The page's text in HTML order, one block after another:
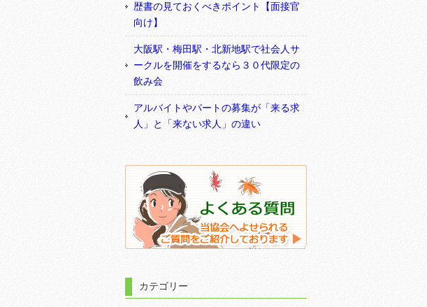
歴書の見ておくべきポイント【面接官
向け】
大阪駅・梅田駅・北新地駅で社会人サ
ークルを開催をするなら３０代限定の
飲み会
アルバイトやパートの募集が「来る求
人」と「来ない求人」の違い
カテゴリー